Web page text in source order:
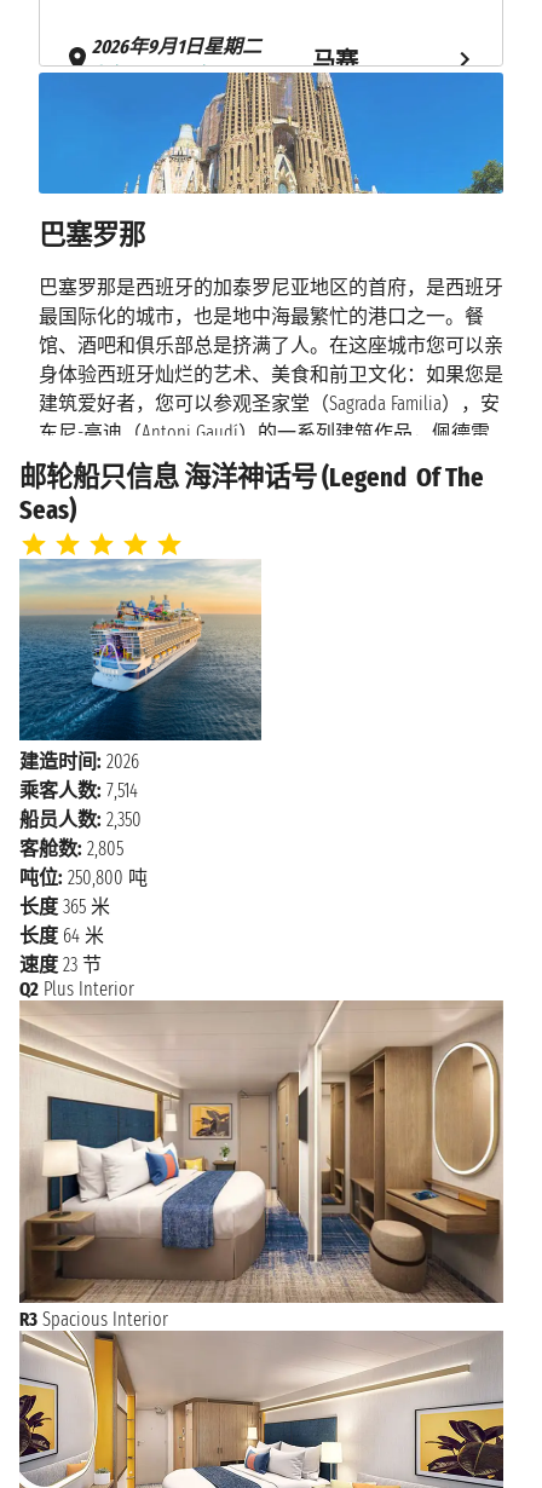
2026年9月1日星期二
上午9:00 - 下午4:30
马赛
2026年9月2日星期三
上午6:30 - 下午8:00
拉斯佩齐亚
2026年9月3日星期四
2026年9月4日星期五
上午7:00 - 下午7:00
那不勒斯
2026年9月5日星期六 海上巡航
上午5:00
巴塞罗那
巴塞罗那
巴塞罗那是西班牙的加泰罗尼亚地区的首府，是西班牙
最国际化的城市，也是地中海最繁忙的港口之一。餐
馆、酒吧和俱乐部总是挤满了人。在这座城市您可以亲
身体验西班牙灿烂的艺术、美食和前卫文化：如果您是
建筑爱好者，您可以参观圣家堂（Sagrada Familia），安
东尼-高迪（Antoni Gaudí）的一系列建筑作品，佩德雷
拉（Pedrera），巴特洛之家（Casa Batlllò）和盖尔公园
（Park Guell）。如果您是体育迷，那您可以参观诺坎普
球场（Camp Nou）。而如果您是艺术爱好者，毕加索博
物馆（Picasso Museum）、Caixa Forum展览中心、加泰罗
尼亚国家艺术博物馆MNAC 或米罗博物馆（Miró
museum）都是非常值得一看的。 巴塞罗那所在的地区
有自己的语言、特色和历史。当地的加泰罗尼亚是一个
民族，他们的历史印刻在罗马遗迹、哥特式教堂和现代
主义宫殿之中。她还是一个热情洋溢的都市，在夏季巴
塞罗那喧嚣的餐馆、酒吧和俱乐部里，人们一边畅饮桑
格利亚酒一边欢笑，城市边的海滩上也都是慵懒的晒着
太阳浴人们。
邮轮船只信息 海洋神话号 (Legend Of The
Seas)
建造时间: 2026
乘客人数: 7,514
船员人数: 2,350
客舱数: 2,805
吨位: 250,800 吨
长度 365 米
长度 64 米
速度 23 节
Q2 Plus Interior
R3 Spacious Interior